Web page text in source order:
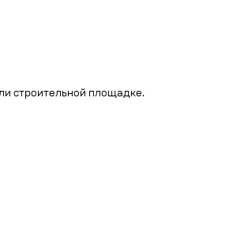
строительной площадке.